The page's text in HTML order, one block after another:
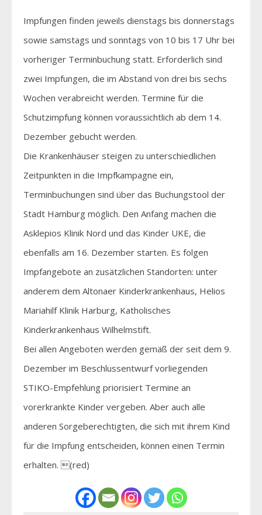
Impfungen finden jeweils dienstags bis donnerstags
sowie samstags und sonntags von 10 bis 17 Uhr bei
vorheriger Terminbuchung statt. Erforderlich sind
zwei Impfungen, die im Abstand von drei bis sechs
Wochen verabreicht werden. Termine für die
Schutzimpfung können voraussichtlich ab dem 14.
Dezember gebucht werden.
Die Krankenhäuser steigen zu unterschiedlichen
Zeitpunkten in die Impfkampagne ein,
Terminbuchungen sind über das Buchungstool der
Stadt Hamburg möglich. Den Anfang machen die
Asklepios Klinik Nord und das Kinder UKE, die
ebenfalls am 16. Dezember starten. Es folgen
Impfangebote an zusätzlichen Standorten: unter
anderem dem Altonaer Kinderkrankenhaus, Helios
Mariahilf Klinik Harburg, Katholisches
Kinderkrankenhaus Wilhelmstift.
Bei allen Angeboten werden gemäß der seit dem 9.
Dezember im Beschlussentwurf vorliegenden
STIKO-Empfehlung priorisiert Termine an
vorerkrankte Kinder vergeben. Aber auch alle
anderen Sorgeberechtigten, die sich mit ihrem Kind
für die Impfung entscheiden, können einen Termin
erhalten. (red)